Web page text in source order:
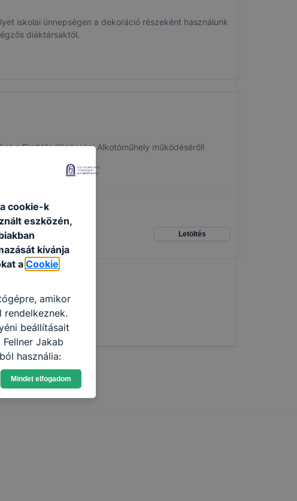
iskolai ünnepségen a dekoráció részeként használunk
diáktársaktól.
a Digitális Közösségi Alkotóműhely működéséről!
Letöltés
cookie-k
eszközén,
kívánja
a Cookie
amikor
beállításait
Jakab
használja:
-annak
leginkább,
élményt, ha
Mindet elfogadom